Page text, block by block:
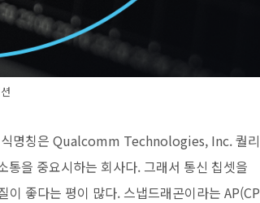
식명칭은 Qualcomm Technologies, Inc. 퀄리
을 중요시하는 회사다. 그래서 통신 칩셋을
좋다는 평이 많다. 스냅드래곤이라는 AP(CP